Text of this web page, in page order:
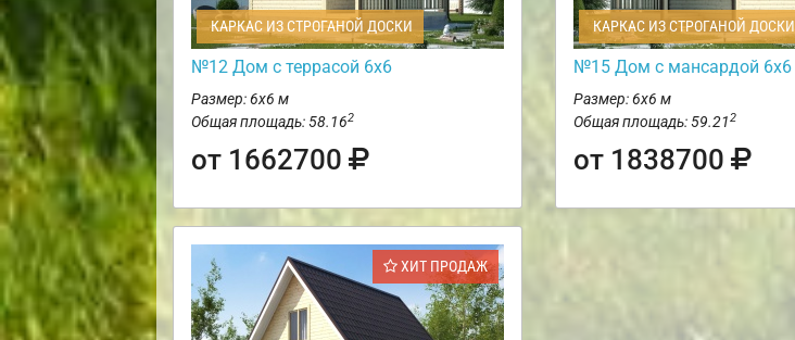
КАРКАС ИЗ СТРОГАНОЙ ДОСКИ
№12 Дом с террасой 6х6
Размер: 6х6 м
Общая площадь: 58.162
от 1662700
КАРКАС ИЗ СТРОГАНОЙ ДОСКИ
№15 Дом с мансардой 6х6
Размер: 6х6 м
Общая площадь: 59.212
от 1838700
ХИТ ПРОДАЖ